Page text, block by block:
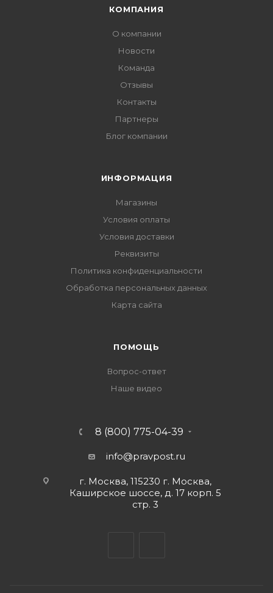
КОМПАНИЯ
О компании
Новости
Команда
Отзывы
Контакты
Партнеры
Блог компании
ИНФОРМАЦИЯ
Магазины
Условия оплаты
Условия доставки
Реквизиты
Политика конфиденциальности
Обработка персональных данных
Карта сайта
ПОМОЩЬ
Вопрос-ответ
Наше видео
8 (800) 775-04-39
info@pravpost.ru
г. Москва, 115230 г. Москва,
Каширское шоссе, д. 17 корп. 5
стр. 3